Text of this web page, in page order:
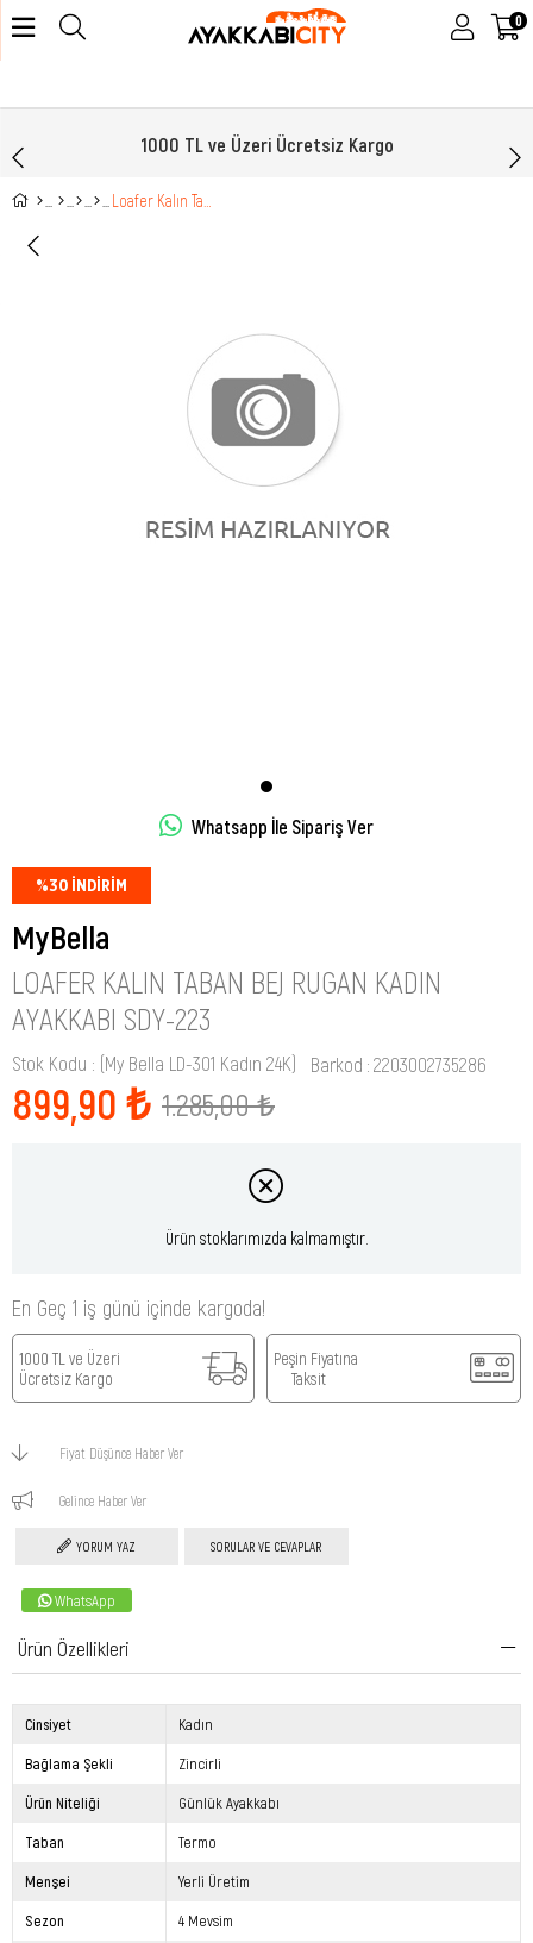
0
1000 TL ve Üzeri Ücretsiz Kargo
Whatsapp İle Sipariş Ver
%30 İNDIRIM
MyBella
LOAFER KALIN TABAN BEJ RUGAN KADIN
AYAKKABI SDY-223
Stok Kodu (My Bella LD-301 Kadın 24K) Barkod : 2203002735286
1.285,00 ₺
899,90 ₺
Ürün stoklarımızda kalmamıştır.
En Geç 1 iş günü içinde kargoda!
1000 TL ve Üzeri
Ücretsiz Kargo
Peşin Fiyatına
Taksit
Fiyat Düşünce Haber Ver
Gelince Haber Ver
YORUM YAZ SORULAR VE CEVAPLAR
WhatsApp
Ürün Özellikleri
Cinsiyet Kadın
Bağlama Şekli Zincirli
Ürün Niteliği Günlük Ayakkabı
Taban Termo
Menşei Yerli Üretim
Sezon 4 Mevsim